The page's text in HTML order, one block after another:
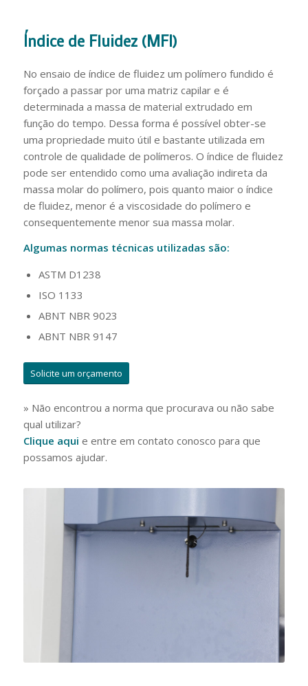
Índice de Fluidez (MFI)
No ensaio de índice de fluidez um polímero fundido é
forçado a passar por uma matriz capilar e é
determinada a massa de material extrudado em
função do tempo. Dessa forma é possível obter-se
uma propriedade muito útil e bastante utilizada em
controle de qualidade de polímeros. O índice de fluidez
pode ser entendido como uma avaliação indireta da
massa molar do polímero, pois quanto maior o índice
de fluidez, menor é a viscosidade do polímero e
consequentemente menor sua massa molar.
Algumas normas técnicas utilizadas são:
ASTM D1238
ISO 1133
ABNT NBR 9023
ABNT NBR 9147
Solicite um orçamento
» Não encontrou a norma que procurava ou não sabe
qual utilizar?
Clique aqui e entre em contato conosco para que
possamos ajudar.